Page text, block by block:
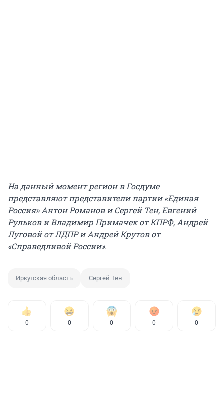
На данный момент регион в Госдуме
представляют представители партии «Единая
Россия» Антон Романов и Сергей Тен, Евгений
Рульков и Владимир Примачек от КПРФ, Андрей
Луговой от ЛДПР и Андрей Крутов от
«Справедливой России».
Иркутская область Сергей Тен
0 0 0 0 0